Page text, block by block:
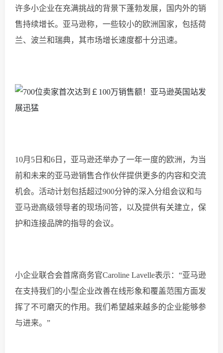
许多小企业在充满挑战的背景下蓬勃发展，国内外的销
售持续增长。亚马逊称，一些较小的欧洲国家，包括荷
兰、波兰和瑞典，其市场增长速度都十分迅速。
10月5日和6日，亚马逊还举办了一年一度的欧洲 ，为当
前和未来的亚马逊销售合作伙伴提供更多的内容和交流
机会。活动计划包括超过900分钟的深入分组会议和与
亚马逊高级领导者的现场问答，以及提供有关建立，保
护和连接品牌的指导的会议。
小企业联合会首席商务官Caroline Lavelle表示：“亚马逊
在支持我们的小型企业改善在线形象和覆盖范围方面发
挥了不可磨灭的作用。我们希望越来越多的企业能够参
与进来。”